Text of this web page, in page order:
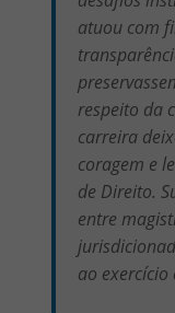
atuou com
respeito da
carreira
coragem e
de Direito.
entre
ao